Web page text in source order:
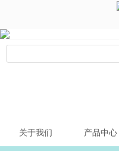
关于我们 产品中心